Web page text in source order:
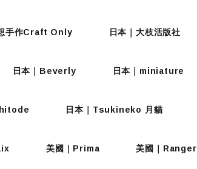
手作Craft Only 日本｜大枝活版社
日本｜Beverly 日本｜miniature
日本｜Tsukineko 月貓
美國｜Prima 美國｜Ranger